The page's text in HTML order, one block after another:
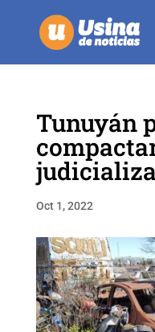
Tunuyán
Oct 1, 2022